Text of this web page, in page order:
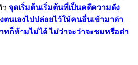
ว จุดเริ่มต้นเริ่มต้นที่เป็นคดีความดัง
ตนเองไปปล่อยไว้ให้คนอื่นเข้ามาด่า
ก็ห้ามไม่ได้ ไม่ว่าจะว่าจะชมหรือด่า